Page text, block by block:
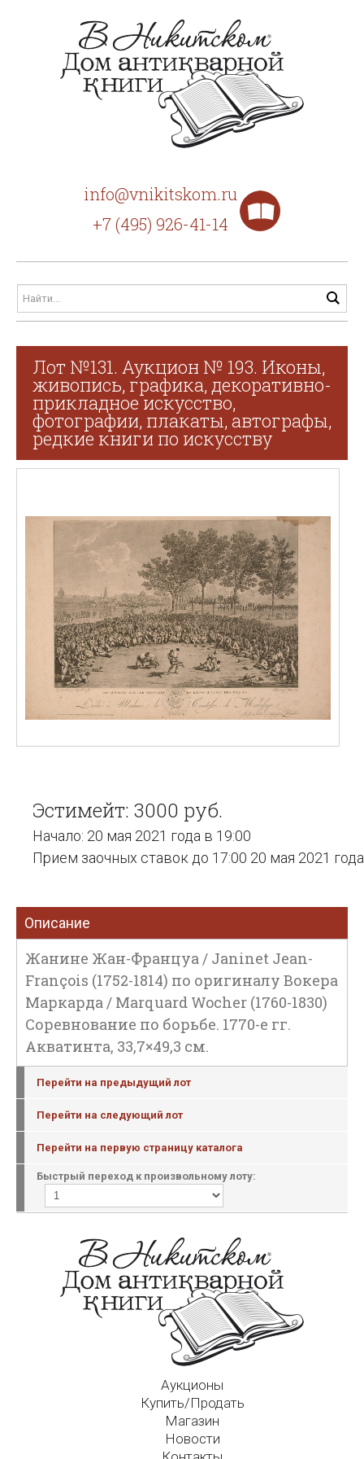
info@vnikitskom.ru
+7 (495) 926-41-14
Лот №131. Аукцион № 193. Иконы,
живопись, графика, декоративно-
прикладное искусство,
фотографии, плакаты, автографы,
редкие книги по искусству
Эстимейт: 3000 руб.
Начало: 20 мая 2021 года в 19:00
Прием заочных ставок до 17:00 20 мая 2021 года
Описание
Жанине Жан-Француа / Janinet Jean-
François (1752-1814) по оригиналу Вокера
Маркарда / Marquard Wocher (1760-1830)
Соревнование по борьбе. 1770-е гг.
Акватинта, 33,7×49,3 см.
Перейти на предыдущий лот
Перейти на следующий лот
Перейти на первую страницу каталога
Быстрый переход к произвольному лоту:
Аукционы
Купить/Продать
Магазин
Новости